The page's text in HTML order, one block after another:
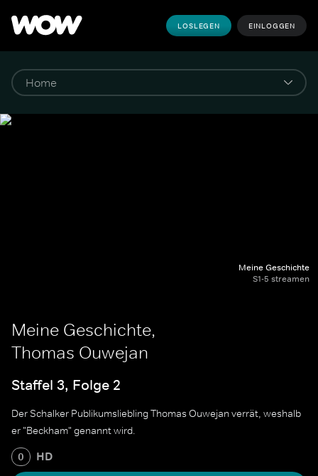
LOSLEGEN EINLOGGEN
Meine Geschichte
S1-5 streamen
Meine Geschichte,
Thomas Ouwejan
Staffel 3, Folge 2
Der Schalker Publikumsliebling Thomas Ouwejan verrät, weshalb
er "Beckham" genannt wird.
0 HD